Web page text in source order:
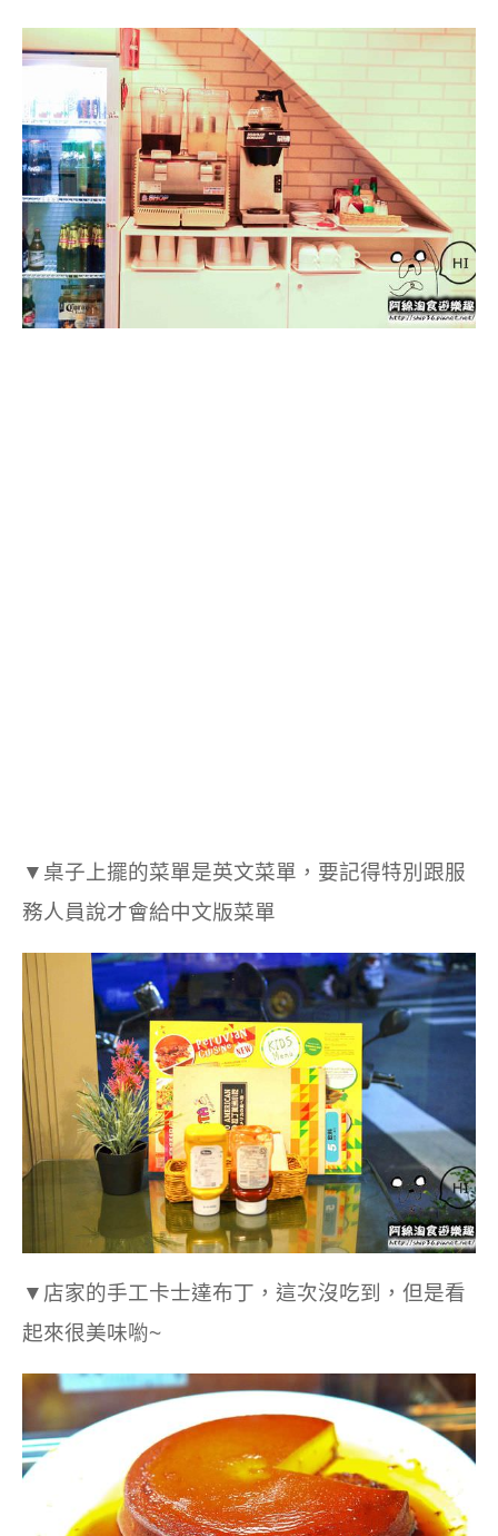
▼桌子上擺的菜單是英文菜單，要記得特別跟服
務人員說才會給中文版菜單
▼店家的手工卡士達布丁，這次沒吃到，但是看
起來很美味喲~